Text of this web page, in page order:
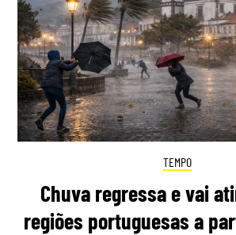
TEMPO
Chuva regressa e vai
regiões portuguesas a